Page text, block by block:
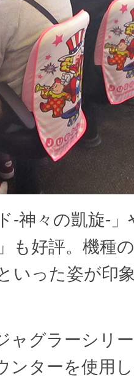
-神々の凱旋-
も好評。機種
いった姿が印
ャグラーシリ
ンターを使用